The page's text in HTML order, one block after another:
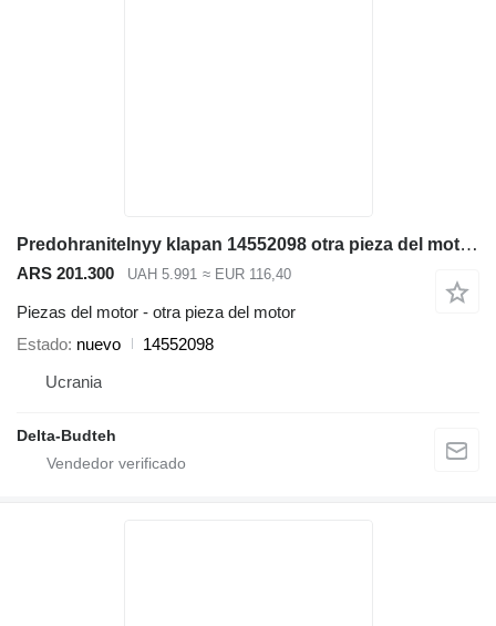
Predohranitelnyy klapan 14552098 otra pieza del motor para Volvo EC290B excavadora
ARS 201.300 UAH 5.991 ≈ EUR 116,40
Piezas del motor - otra pieza del motor
Estado nuevo
14552098
Ucrania
Delta-Budteh